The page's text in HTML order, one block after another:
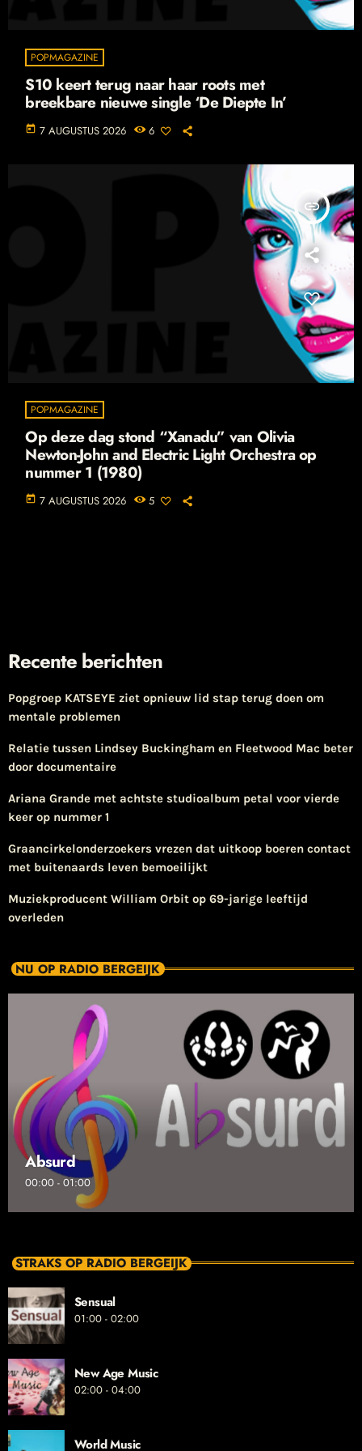
POPMAGAZINE
S10 keert terug naar haar roots met
breekbare nieuwe single ‘De Diepte In’
today 7 AUGUSTUS 2026 6
insert_link
POPMAGAZINE
Op deze dag stond “Xanadu” van Olivia
Newton-John and Electric Light Orchestra op
nummer 1 (1980)
today 7 AUGUSTUS 2026 5
Recente berichten
Popgroep KATSEYE ziet opnieuw lid stap terug doen om
mentale problemen
Relatie tussen Lindsey Buckingham en Fleetwood Mac beter
door documentaire
Ariana Grande met achtste studioalbum petal voor vierde
keer op nummer 1
Graancirkelonderzoekers vrezen dat uitkoop boeren contact
met buitenaards leven bemoeilijkt
Muziekproducent William Orbit op 69-jarige leeftijd
overleden
NU OP RADIO BERGEIJK
Absurd
00:00 - 01:00
STRAKS OP RADIO BERGEIJK
Sensual
01:00 - 02:00
New Age Music
02:00 - 04:00
World Music